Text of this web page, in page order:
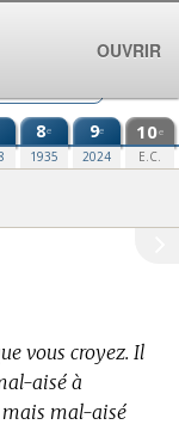
8e
1935
9e
2024
10e
E.C.
vous croyez. Il
aisé à
mais mal-aisé
OUVRIR